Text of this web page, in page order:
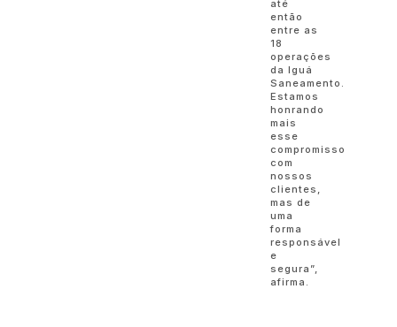
até
então
entre as
18
operações
da Iguá
Saneamento.
Estamos
honrando
mais
esse
compromisso
com
nossos
clientes,
mas de
uma
forma
responsável
e
segura”,
afirma.